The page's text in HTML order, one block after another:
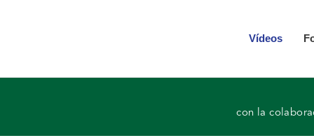
Vídeos
con la